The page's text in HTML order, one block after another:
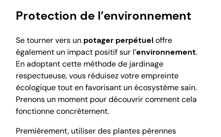
Protection de l’environnement
Se tourner vers un potager perpétueloffre
également un impact positif sur l’environnement.
En adoptant cette méthode de jardinage
respectueuse, vous réduisez votre empreinte
écologique tout en favorisant un écosystème sain.
Prenons un moment pour découvrir comment cela
fonctionne concrètement.
Premièrement, utiliser des plantes pérennes